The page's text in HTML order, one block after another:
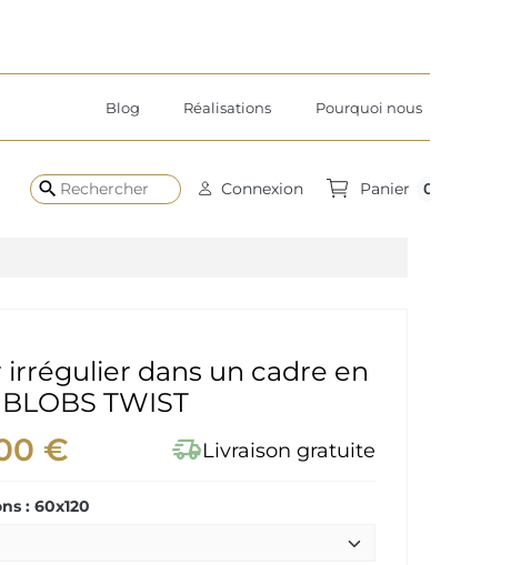
Blog Réalisations Pourquoi nous
search Connexion Panier 0
irrégulier dans un cadre en
TWIST
€ delivery_truck_speedLivraison gratuite
: 60x120